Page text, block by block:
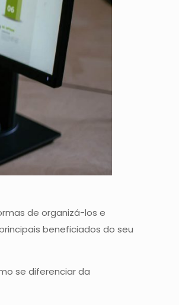
de organizá-los e
beneficiados do seu
se diferenciar da